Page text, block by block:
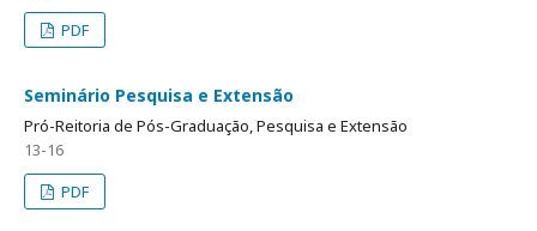
PDF
Seminário Pesquisa e Extensão
Pró-Reitoria de Pós-Graduação, Pesquisa e Extensão
13-16
PDF